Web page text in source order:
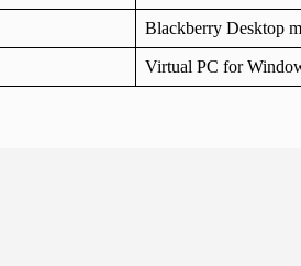
Blackberry Desktop
Virtual PC for